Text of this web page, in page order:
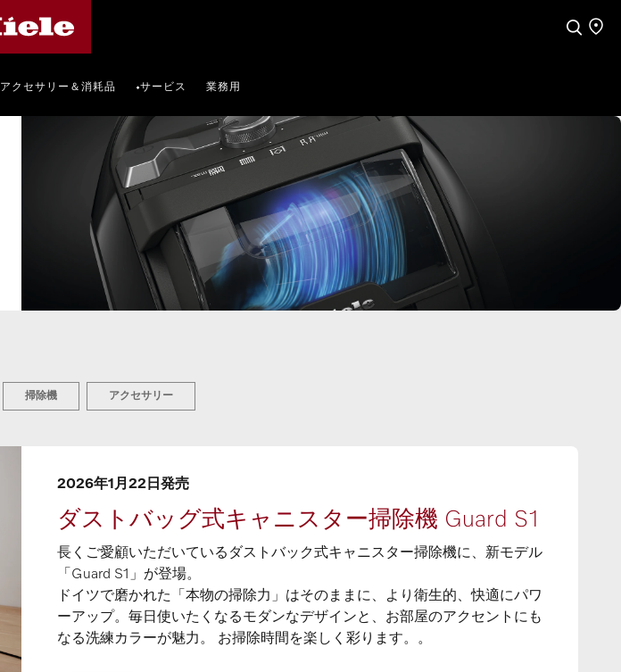
検索 店舗
アクセサリー＆消耗品 •サービス 業務用
掃除機 アクセサリー
2026年1月22日発売
ダストバッグ式キャニスター掃除機 Guard S1
長くご愛顧いただいているダストバック式キャニスター掃除機に、新モデル
「Guard S1」が登場。
ドイツで磨かれた「本物の掃除力」はそのままに、より衛生的、快適にパワ
ーアップ。毎日使いたくなるモダンなデザインと、お部屋のアクセントにも
なる洗練カラーが魅力。 お掃除時間を楽しく彩ります。。